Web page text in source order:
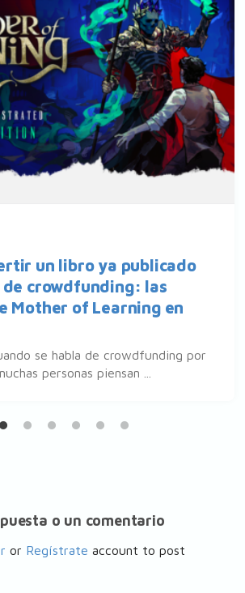
un libro ya publicado
crowdfunding: las
Mother of Learning en
se habla de crowdfunding por
personas piensan ...
o un comentario
or Regístrate account to post